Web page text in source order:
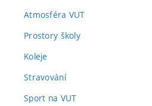
Atmosféra VUT
Prostory školy
Koleje
Stravování
Sport na VUT